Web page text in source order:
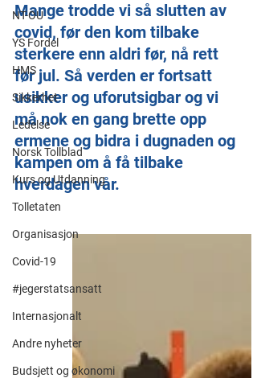
NT-OU
YS Fordel
HMS
Sikkerhet
Ledelse
Norsk Tollblad
Kurs og Utdanning
Tolletaten
Organisasjon
Covid-19
#jegerstatsansatt
Internasjonalt
Andre nyheter
Budsjett og økonomi
Mange trodde vi så slutten av
covid, før den kom tilbake
sterkere enn aldri før, nå rett
før jul. Så verden er fortsatt
usikker og uforutsigbar og vi
må nok en gang brette opp
ermene og bidra i dugnaden og
kampen om å få tilbake
hverdagen vår.